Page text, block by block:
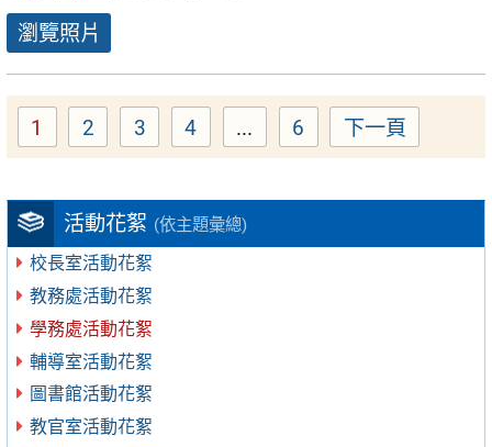
活動花絮 (依主題彙總)
校長室活動花絮
教務處活動花絮
學務處活動花絮
輔導室活動花絮
圖書館活動花絮
教官室活動花絮
瀏覽照片
Page
1 Page
2 Page
3 Page
4 ... Page
6 下一頁